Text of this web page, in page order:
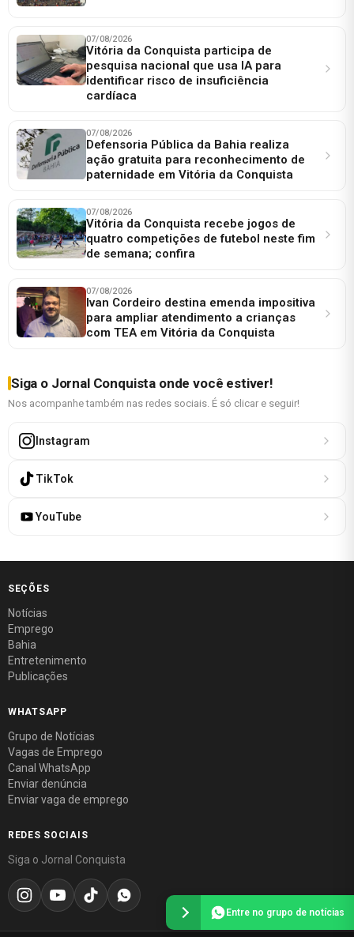
07/08/2026
Vitória da Conquista participa de
pesquisa nacional que usa IA para
identificar risco de insuficiência
cardíaca
07/08/2026
Defensoria Pública da Bahia realiza
ação gratuita para reconhecimento de
paternidade em Vitória da Conquista
07/08/2026
Vitória da Conquista recebe jogos de
quatro competições de futebol neste fim
de semana; confira
07/08/2026
Ivan Cordeiro destina emenda impositiva
para ampliar atendimento a crianças
com TEA em Vitória da Conquista
Siga o Jornal Conquista onde você estiver!
Nos acompanhe também nas redes sociais. É só clicar e seguir!
Instagram
TikTok
YouTube
SEÇÕES
Notícias
Emprego
Bahia
Entretenimento
Publicações
WHATSAPP
Grupo de Notícias
Vagas de Emprego
Canal WhatsApp
Enviar denúncia
Enviar vaga de emprego
REDES SOCIAIS
Siga o Jornal Conquista
Entre no grupo de notícias